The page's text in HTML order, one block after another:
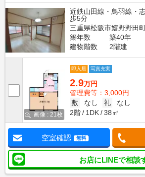
近鉄山田線・鳥羽線・
歩5分
三重県松阪市嬉野野田
築年数
築40年
建物階数
2階建
画像 : 21枚
即入居 写真充実
2.9万円
管理費等：3,000円
敷
なし 礼
なし
2階
1DK 38㎡
空室確認 無料
お店にLINEで相談